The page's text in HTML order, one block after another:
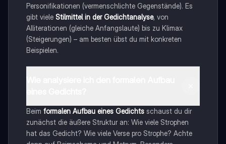
Personifikationen (vermenschlichte Gegenstände). Es
gibt viele Stilmittel in der Gedichtanalyse, von
Alliterationen (gleiche Anfangslaute) bis zu Klimax
(Steigerungen) – am besten übst du mit konkreten
Beispielen.
Beim formalen Aufbau eines Gedichtsschaust du dir
zunächst die äußere Struktur an: Wie viele Strophen
hat das Gedicht? Wie viele Verse pro Strophe? Achte